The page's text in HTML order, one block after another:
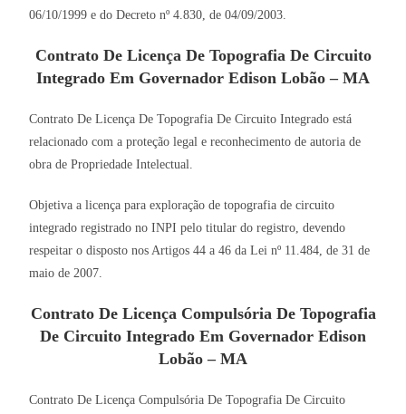
06/10/1999 e do Decreto nº 4.830, de 04/09/2003.
Contrato De Licença De Topografia De Circuito
Integrado Em Governador Edison Lobão – MA
Contrato De Licença De Topografia De Circuito Integrado está
relacionado com a proteção legal e reconhecimento de autoria de
obra de Propriedade Intelectual.
Objetiva a licença para exploração de topografia de circuito
integrado registrado no INPI pelo titular do registro, devendo
respeitar o disposto nos Artigos 44 a 46 da Lei nº 11.484, de 31 de
maio de 2007.
Contrato De Licença Compulsória De Topografia
De Circuito Integrado Em Governador Edison
Lobão – MA
Contrato De Licença Compulsória De Topografia De Circuito